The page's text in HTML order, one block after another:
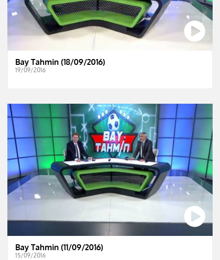
Bay Tahmin (18/09/2016)
19/09/2016
Bay Tahmin (11/09/2016)
15/09/2016